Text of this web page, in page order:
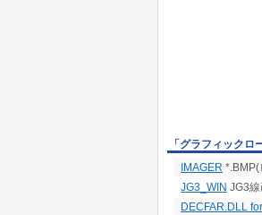
「グラフィック
IMAGER *.BMP(
JG3_WIN JG3
DECFAR.DLL